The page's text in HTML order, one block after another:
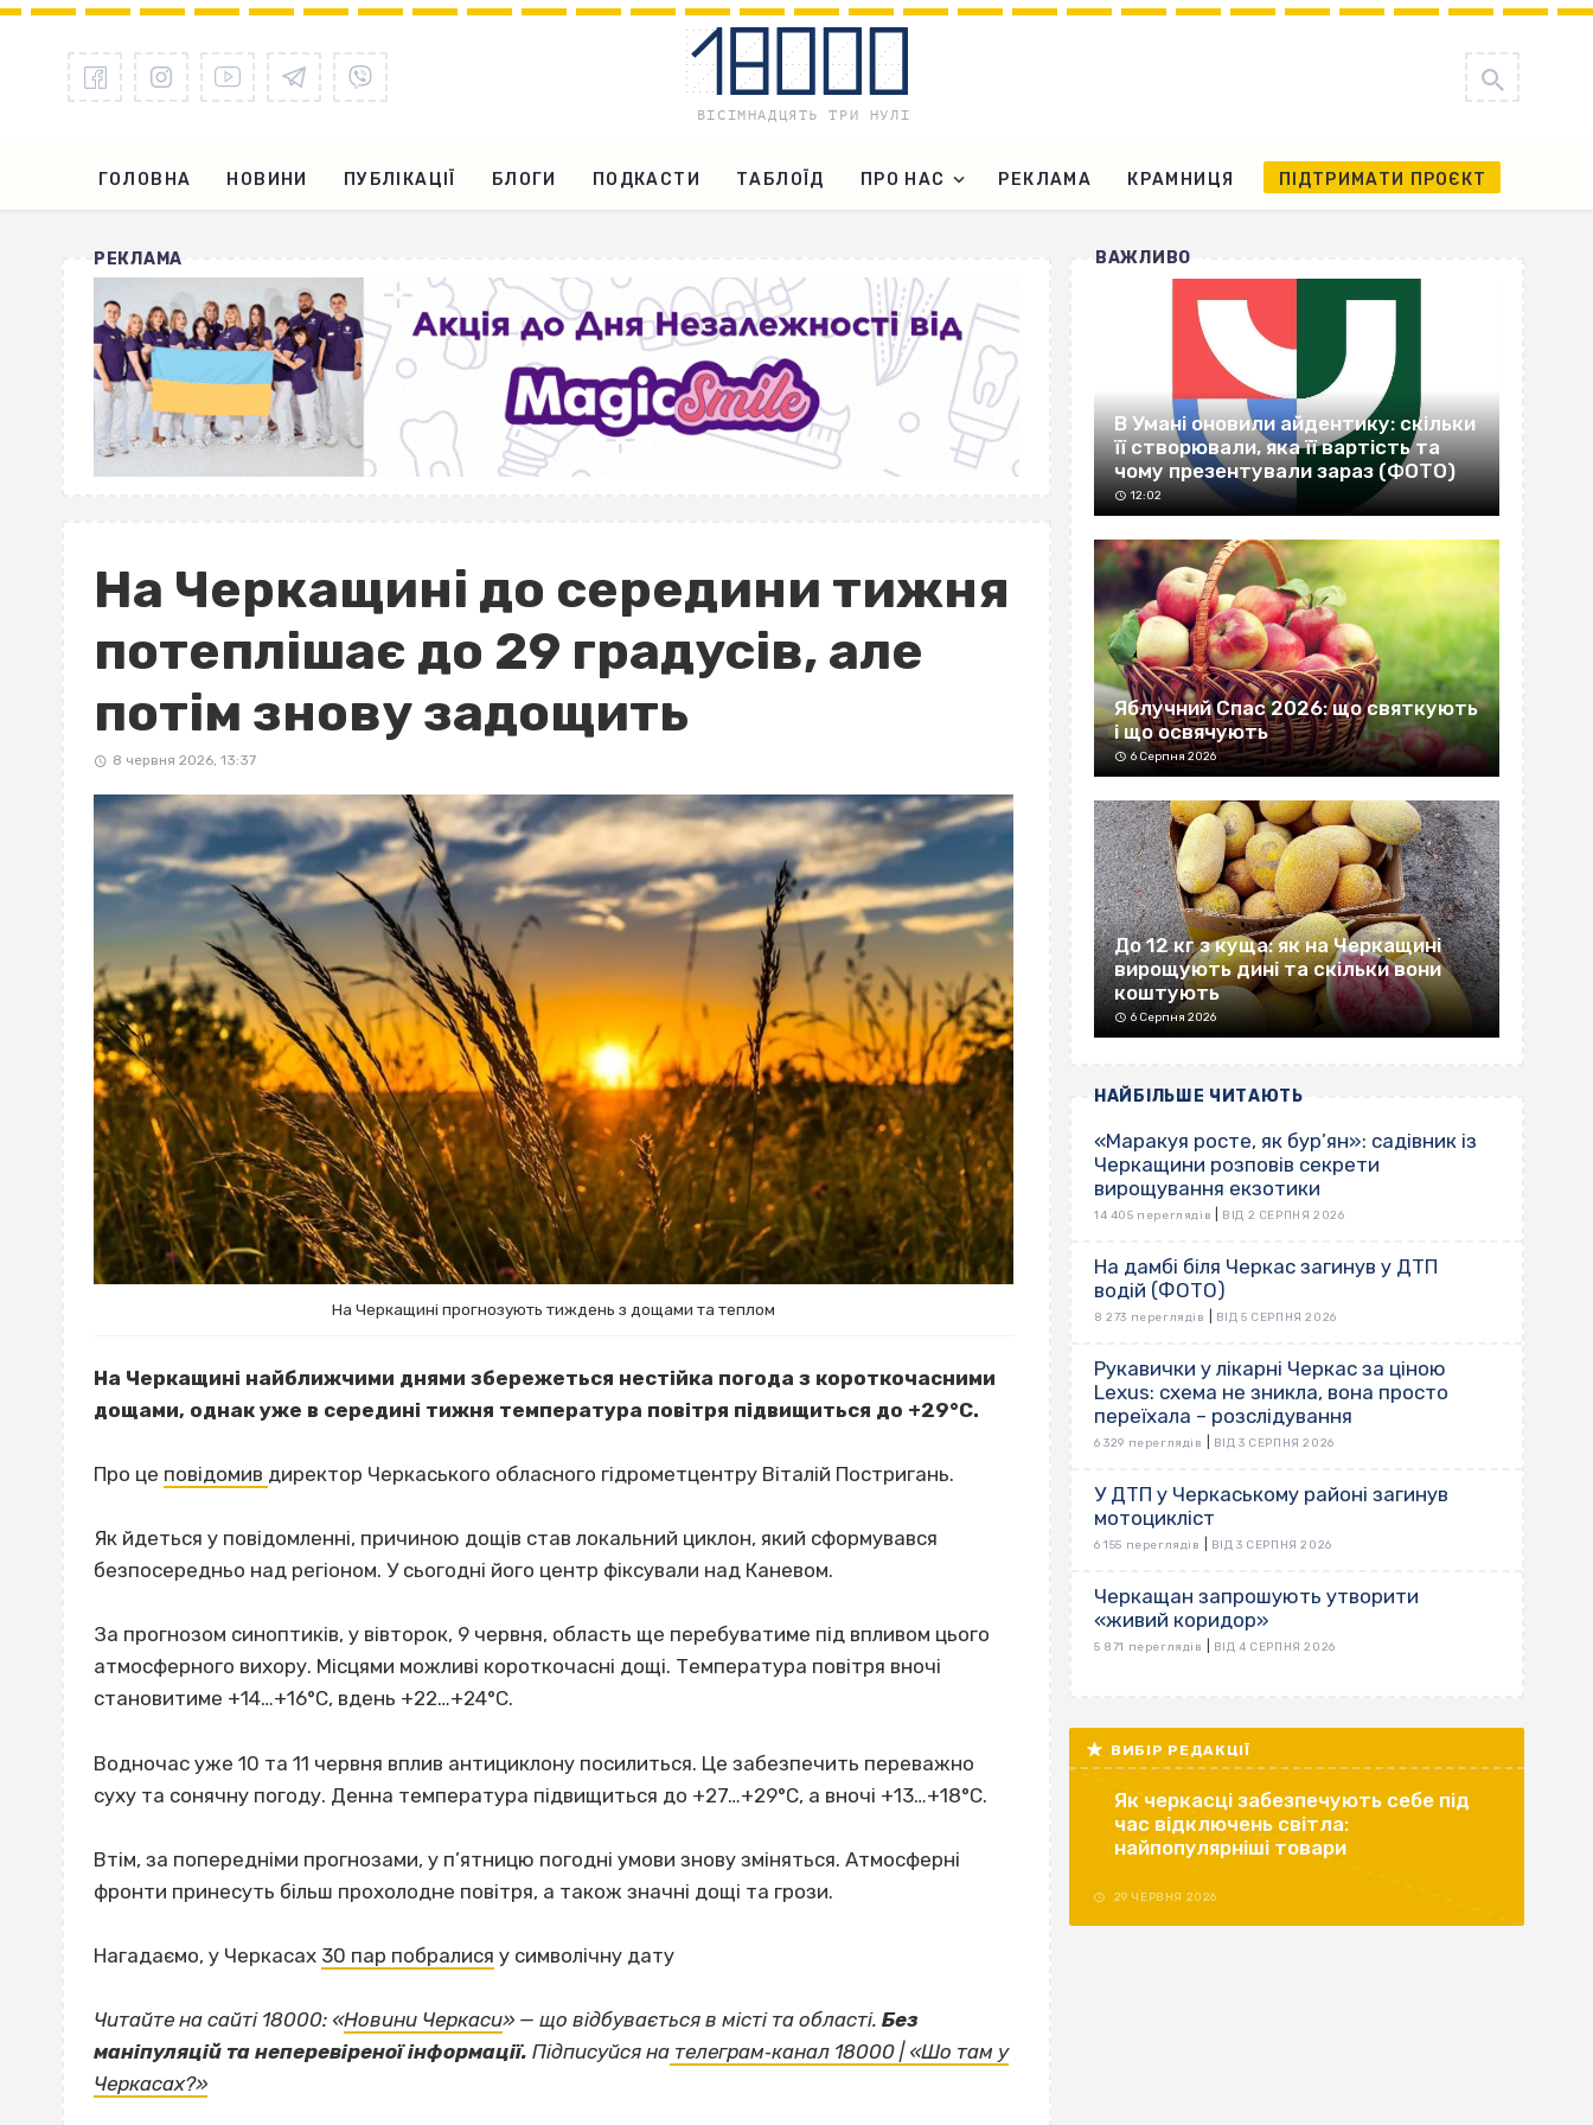
ГОЛОВНА НОВИНИ ПУБЛІКАЦІЇ БЛОГИ ПОДКАСТИ ТАБЛОЇД ПРО НАС РЕКЛАМА КРАМНИЦЯ ПІДТРИМАТИ ПРОЄКТ
РЕКЛАМА
На Черкащині до середини тижня
потеплішає до 29 градусів, але
потім знову задощить
8 червня 2026, 13:37
На Черкащині прогнозують тиждень з дощами та теплом
На Черкащині найближчими днями збережеться нестійка погода з короткочасними
дощами, однак уже в середині тижня температура повітря підвищиться до +29°С.
Про це повідомив директор Черкаського обласного гідрометцентру Віталій Постригань.
Як йдеться у повідомленні, причиною дощів став локальний циклон, який сформувався
безпосередньо над регіоном. У сьогодні його центр фіксували над Каневом.
За прогнозом синоптиків, у вівторок, 9 червня, область ще перебуватиме під впливом цього
атмосферного вихору. Місцями можливі короткочасні дощі. Температура повітря вночі
становитиме +14…+16°С, вдень +22…+24°С.
Водночас уже 10 та 11 червня вплив антициклону посилиться. Це забезпечить переважно
суху та сонячну погоду. Денна температура підвищиться до +27…+29°С, а вночі +13…+18°С.
Втім, за попередніми прогнозами, у п’ятницю погодні умови знову зміняться. Атмосферні
фронти принесуть більш прохолодне повітря, а також значні дощі та грози.
Нагадаємо, у Черкасах 30 пар побралися у символічну дату
Читайте на сайті 18000: «Новини Черкаси» — що відбувається в місті та області. Без
маніпуляцій та неперевіреної інформації. Підписуйся на телеграм‐канал 18000 | «Шо там у
Черкасах?»
ВАЖЛИВО
В Умані оновили айдентику: скільки
її створювали, яка її вартість та
чому презентували зараз (ФОТО)
12:02
Яблучний Спас 2026: що святкують
і що освячують
6 Серпня 2026
До 12 кг з куща: як на Черкащині
вирощують дині та скільки вони
коштують
6 Серпня 2026
НАЙБІЛЬШЕ ЧИТАЮТЬ
«Маракуя росте, як бур’ян»: садівник із
Черкащини розповів секрети
вирощування екзотики
14 405 переглядів ВІД 2 СЕРПНЯ 2026
На дамбі біля Черкас загинув у ДТП
водій (ФОТО)
8 273 переглядів ВІД 5 СЕРПНЯ 2026
Рукавички у лікарні Черкас за ціною
Lexus: схема не зникла, вона просто
переїхала – розслідування
6 329 переглядів ВІД 3 СЕРПНЯ 2026
У ДТП у Черкаському районі загинув
мотоцикліст
6 155 переглядів ВІД 3 СЕРПНЯ 2026
Черкащан запрошують утворити
«живий коридор»
5 871 переглядів ВІД 4 СЕРПНЯ 2026
ВИБІР РЕДАКЦІЇ
Як черкасці забезпечують себе під
час відключень світла:
найпопулярніші товари
29 ЧЕРВНЯ 2026